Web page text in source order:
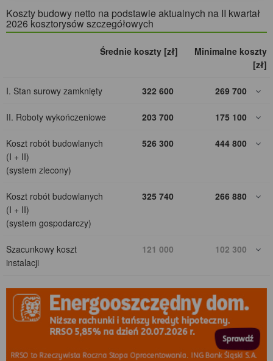
Koszty budowy netto na podstawie aktualnych na II kwartał
2026 kosztorysów szczegółowych
Średnie koszty [zł]
Minimalne koszty
[zł]
I. Stan surowy zamknięty 322 600 269 700
II. Roboty wykończeniowe 203 700 175 100
Koszt robót budowlanych
(I + II)
(system zlecony)
526 300 444 800
Koszt robót budowlanych
(I + II)
(system gospodarczy)
325 740 266 880
Szacunkowy koszt
instalacji
121 000 102 300